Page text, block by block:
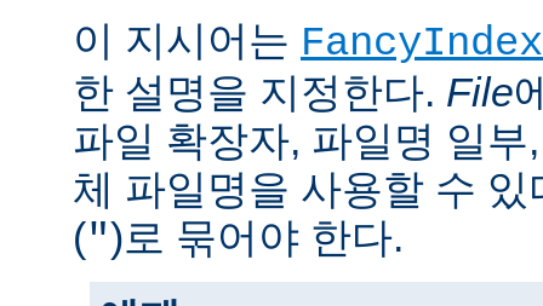
이 지시어는
한 설명을 지정한다. File
파일 확장자, 파일명 일
체 파일명을 사용할 수
(")로 묶어야 한다.